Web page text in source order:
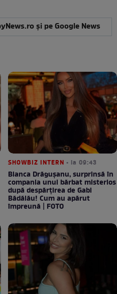
și pe Google News
SHOWBIZ INTERN • la 09:43
Bianca Drăgușanu, surprinsă în
compania unui bărbat misterios
după despărțirea de Gabi
Bădălău! Cum au apărut
împreună | FOTO